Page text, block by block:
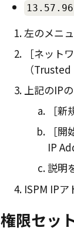
左のメニ
ネット
（Trusted
上記のIP
新
開
IP
説明
ISPM IPア
権限セッ